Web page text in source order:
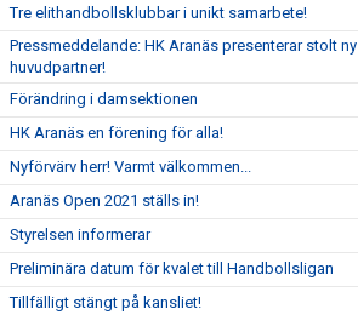
Tre elithandbollsklubbar i unikt samarbete!
Pressmeddelande: HK Aranäs presenterar stolt ny
huvudpartner!
Förändring i damsektionen
HK Aranäs en förening för alla!
Nyförvärv herr! Varmt välkommen...
Aranäs Open 2021 ställs in!
Styrelsen informerar
Preliminära datum för kvalet till Handbollsligan
Tillfälligt stängt på kansliet!